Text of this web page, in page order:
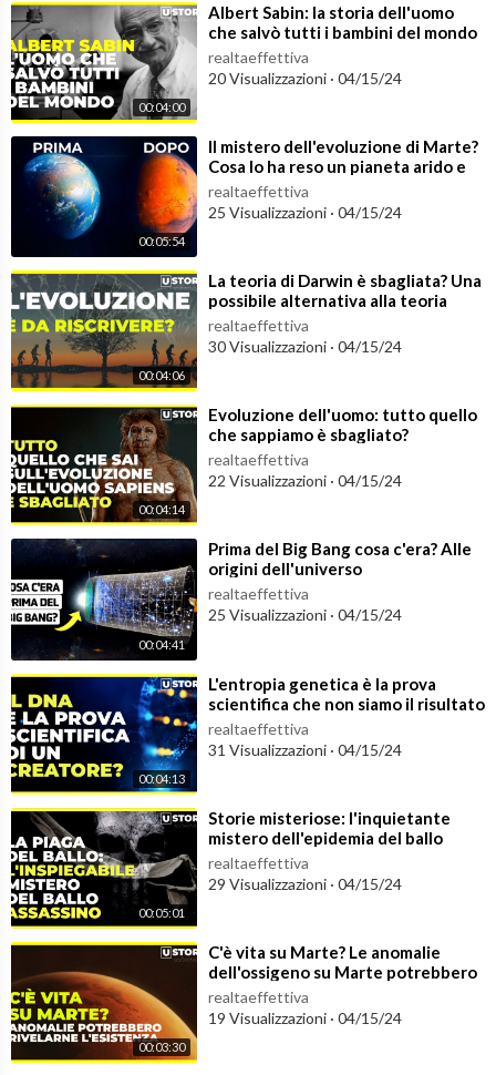
00:04:00
⁣Albert Sabin: la storia dell'uomo
che salvò tutti i bambini del mondo
realtaeffettiva
20 Visualizzazioni · 04/15/24
00:05:54
⁣Il mistero dell'evoluzione di Marte?
Cosa lo ha reso un pianeta arido e
freddo?
realtaeffettiva
25 Visualizzazioni · 04/15/24
00:04:06
⁣La teoria di Darwin è sbagliata? Una
possibile alternativa alla teoria
dell'evoluzione
realtaeffettiva
30 Visualizzazioni · 04/15/24
00:04:14
⁣Evoluzione dell'uomo: tutto quello
che sappiamo è sbagliato?
realtaeffettiva
22 Visualizzazioni · 04/15/24
00:04:41
⁣Prima del Big Bang cosa c'era? Alle
origini dell'universo
realtaeffettiva
25 Visualizzazioni · 04/15/24
00:04:13
⁣L'entropia genetica è la prova
scientifica che non siamo il risultato
dell'evoluzione?
realtaeffettiva
31 Visualizzazioni · 04/15/24
00:05:01
⁣Storie misteriose: l'inquietante
mistero dell'epidemia del ballo
realtaeffettiva
29 Visualizzazioni · 04/15/24
00:03:30
⁣C'è vita su Marte? Le anomalie
dell'ossigeno su Marte potrebbero
indicarne la presenza
realtaeffettiva
19 Visualizzazioni · 04/15/24